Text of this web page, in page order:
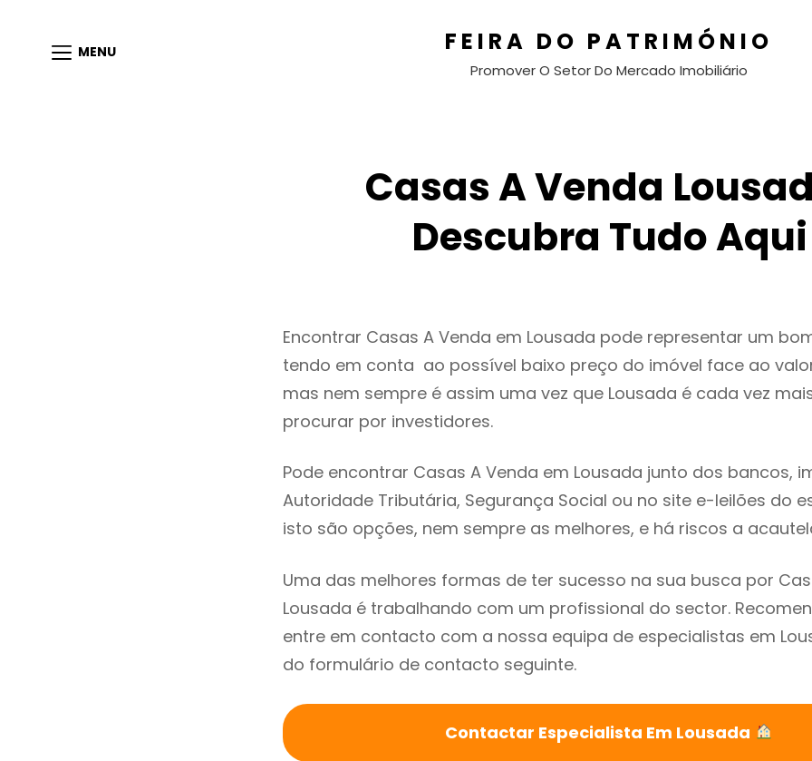
MENU FEIRA DO PATRIMÓNIO
Promover O Setor Do Mercado Imobiliário
Casas A Venda
Descubra Tudo Aqui
Encontrar Casas A Venda em Lousada pode representar um
tendo em conta ao possível baixo preço do imóvel face ao
mas nem sempre é assim uma vez que Lousada é cada vez
procurar por investidores.
Pode encontrar Casas A Venda em Lousada junto dos bancos,
Autoridade Tributária, Segurança Social ou no site e-leilões do
isto são opções, nem sempre as melhores, e há riscos a
Uma das melhores formas de ter sucesso na sua busca por
Lousada é trabalhando com um profissional do sector.
entre em contacto com a nossa equipa de especialistas em
do formulário de contacto seguinte.
Contactar Especialista Em Lousada